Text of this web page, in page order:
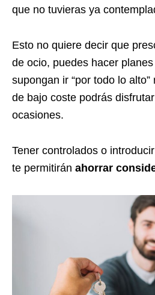
que no tuvieras ya
Esto no quiere decir que
de ocio, puedes hacer planes
supongan ir “por todo lo
de bajo coste podrás
ocasiones.
Tener controlados o
te permitirán ahorrar